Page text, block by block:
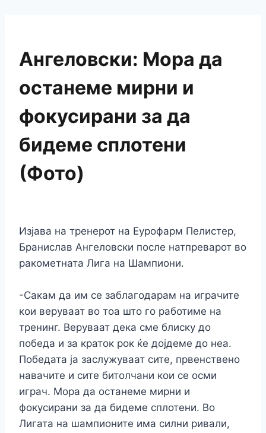
Ангеловски: Мора да
останеме мирни и
фокусирани за да
бидеме сплотени
(Фото)
Изјава на тренерот на Еурофарм Пелистер,
Бранислав Ангеловски после натпреварот во
ракометната Лига на Шампиони.
-Сакам да им се заблагодарам на играчите
кои веруваат во тоа што го работиме на
тренинг. Веруваат дека сме блиску до
победа и за краток рок ќе дојдеме до неа.
Победата ја заслужуваат сите, првенствено
навачите и сите битолчани кои се осми
играч. Мора да останеме мирни и
фокусирани за да бидеме сплотени. Во
Лигата на шампионите има силни ривали,